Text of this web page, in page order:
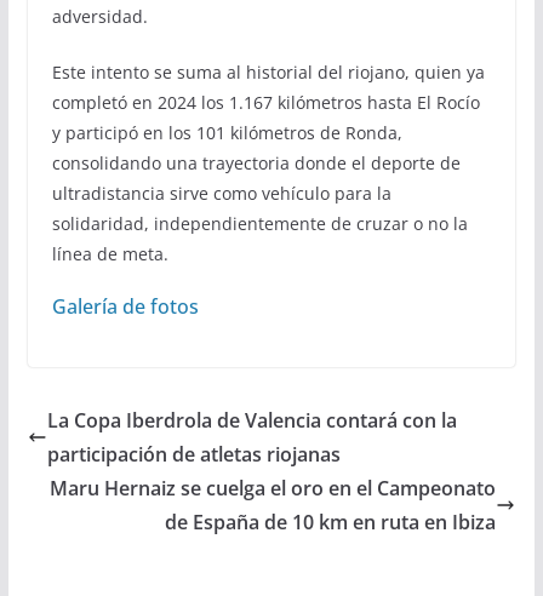
adversidad.
Este intento se suma al historial del riojano, quien ya
completó en 2024 los 1.167 kilómetros hasta El Rocío
y participó en los 101 kilómetros de Ronda,
consolidando una trayectoria donde el deporte de
ultradistancia sirve como vehículo para la
solidaridad, independientemente de cruzar o no la
línea de meta.
Galería de fotos
La Copa Iberdrola de Valencia contará con la
participación de atletas riojanas
Maru Hernaiz se cuelga el oro en el Campeonato
de España de 10 km en ruta en Ibiza